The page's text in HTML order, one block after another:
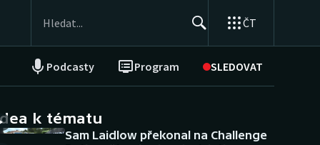
ČT
Podcasty Program SLEDOVAT
NEPŘEHLÉDNĚTE
Historické návraty
k tématu
Sam Laidlow překonal na Challenge